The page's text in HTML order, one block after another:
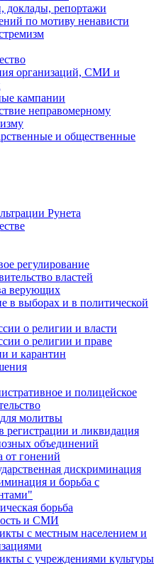
доклады, репортажи
по мотиву ненависти
организаций, СМИ и
кампании
неправомерному
и общественные
Рунета
регулирование
властей
верующих
в выборах и в политической
о религии и власти
о религии и праве
и карантин
и полицейское
молитвы
регистрации и ликвидация
объединений
от гонений
дискриминация
и борьба с
борьба
и СМИ
с местным населением и
с учреждениями культуры